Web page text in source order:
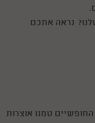
נראה אתכם
החופשיים טמנו אוצרות